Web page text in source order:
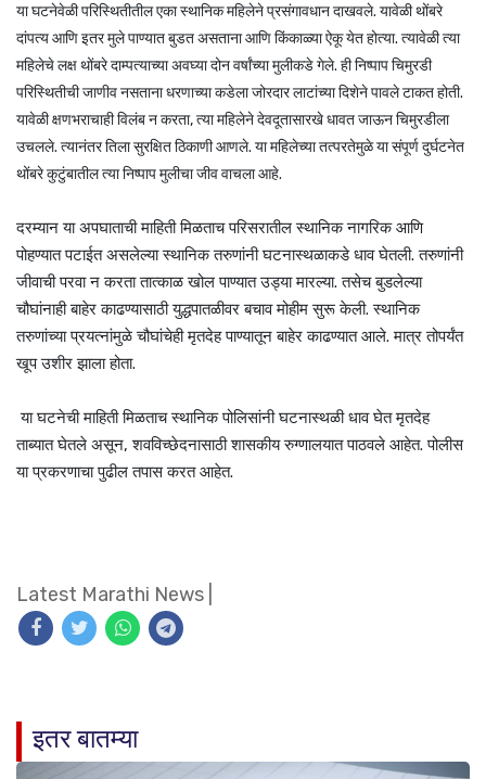
या घटनेवेळी परिस्थितीतील एका स्थानिक महिलेने प्रसंगावधान दाखवले. यावेळी थोंबरे
दांपत्य आणि इतर मुले पाण्यात बुडत असताना आणि किंकाळ्या ऐकू येत होत्या. त्यावेळी त्या
महिलेचे लक्ष थोंबरे दाम्पत्याच्या अवघ्या दोन वर्षांच्या मुलीकडे गेले. ही निष्पाप चिमुरडी
परिस्थितीची जाणीव नसताना धरणाच्या कडेला जोरदार लाटांच्या दिशेने पावले टाकत होती.
यावेळी क्षणभराचाही विलंब न करता, त्या महिलेने देवदूतासारखे धावत जाऊन चिमुरडीला
उचलले. त्यानंतर तिला सुरक्षित ठिकाणी आणले. या महिलेच्या तत्परतेमुळे या संपूर्ण दुर्घटनेत
थोंबरे कुटुंबातील त्या निष्पाप मुलीचा जीव वाचला आहे.
दरम्यान या अपघाताची माहिती मिळताच परिसरातील स्थानिक नागरिक आणि
पोहण्यात पटाईत असलेल्या स्थानिक तरुणांनी घटनास्थळाकडे धाव घेतली. तरुणांनी
जीवाची परवा न करता तात्काळ खोल पाण्यात उड्या मारल्या. तसेच बुडलेल्या
चौघांनाही बाहेर काढण्यासाठी युद्धपातळीवर बचाव मोहीम सुरू केली. स्थानिक
तरुणांच्या प्रयत्नांमुळे चौघांचेही मृतदेह पाण्यातून बाहेर काढण्यात आले. मात्र तोपर्यंत
खूप उशीर झाला होता.
या घटनेची माहिती मिळताच स्थानिक पोलिसांनी घटनास्थळी धाव घेत मृतदेह
ताब्यात घेतले असून, शवविच्छेदनासाठी शासकीय रुग्णालयात पाठवले आहेत. पोलीस
या प्रकरणाचा पुढील तपास करत आहेत.
Latest Marathi News
इतर बातम्या